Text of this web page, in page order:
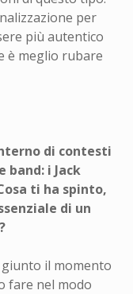
per
più autentico
è meglio rubare
di contesti
band: i Jack
ti ha spinto,
di un
il momento
fare nel modo